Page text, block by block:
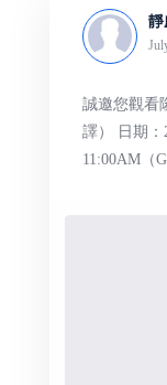
靜
誠邀您觀看
譯） 日期：2026年7
11:00AM（